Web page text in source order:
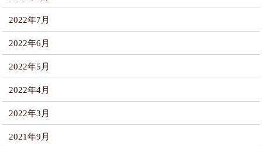
2022年7月
2022年6月
2022年5月
2022年4月
2022年3月
2021年9月